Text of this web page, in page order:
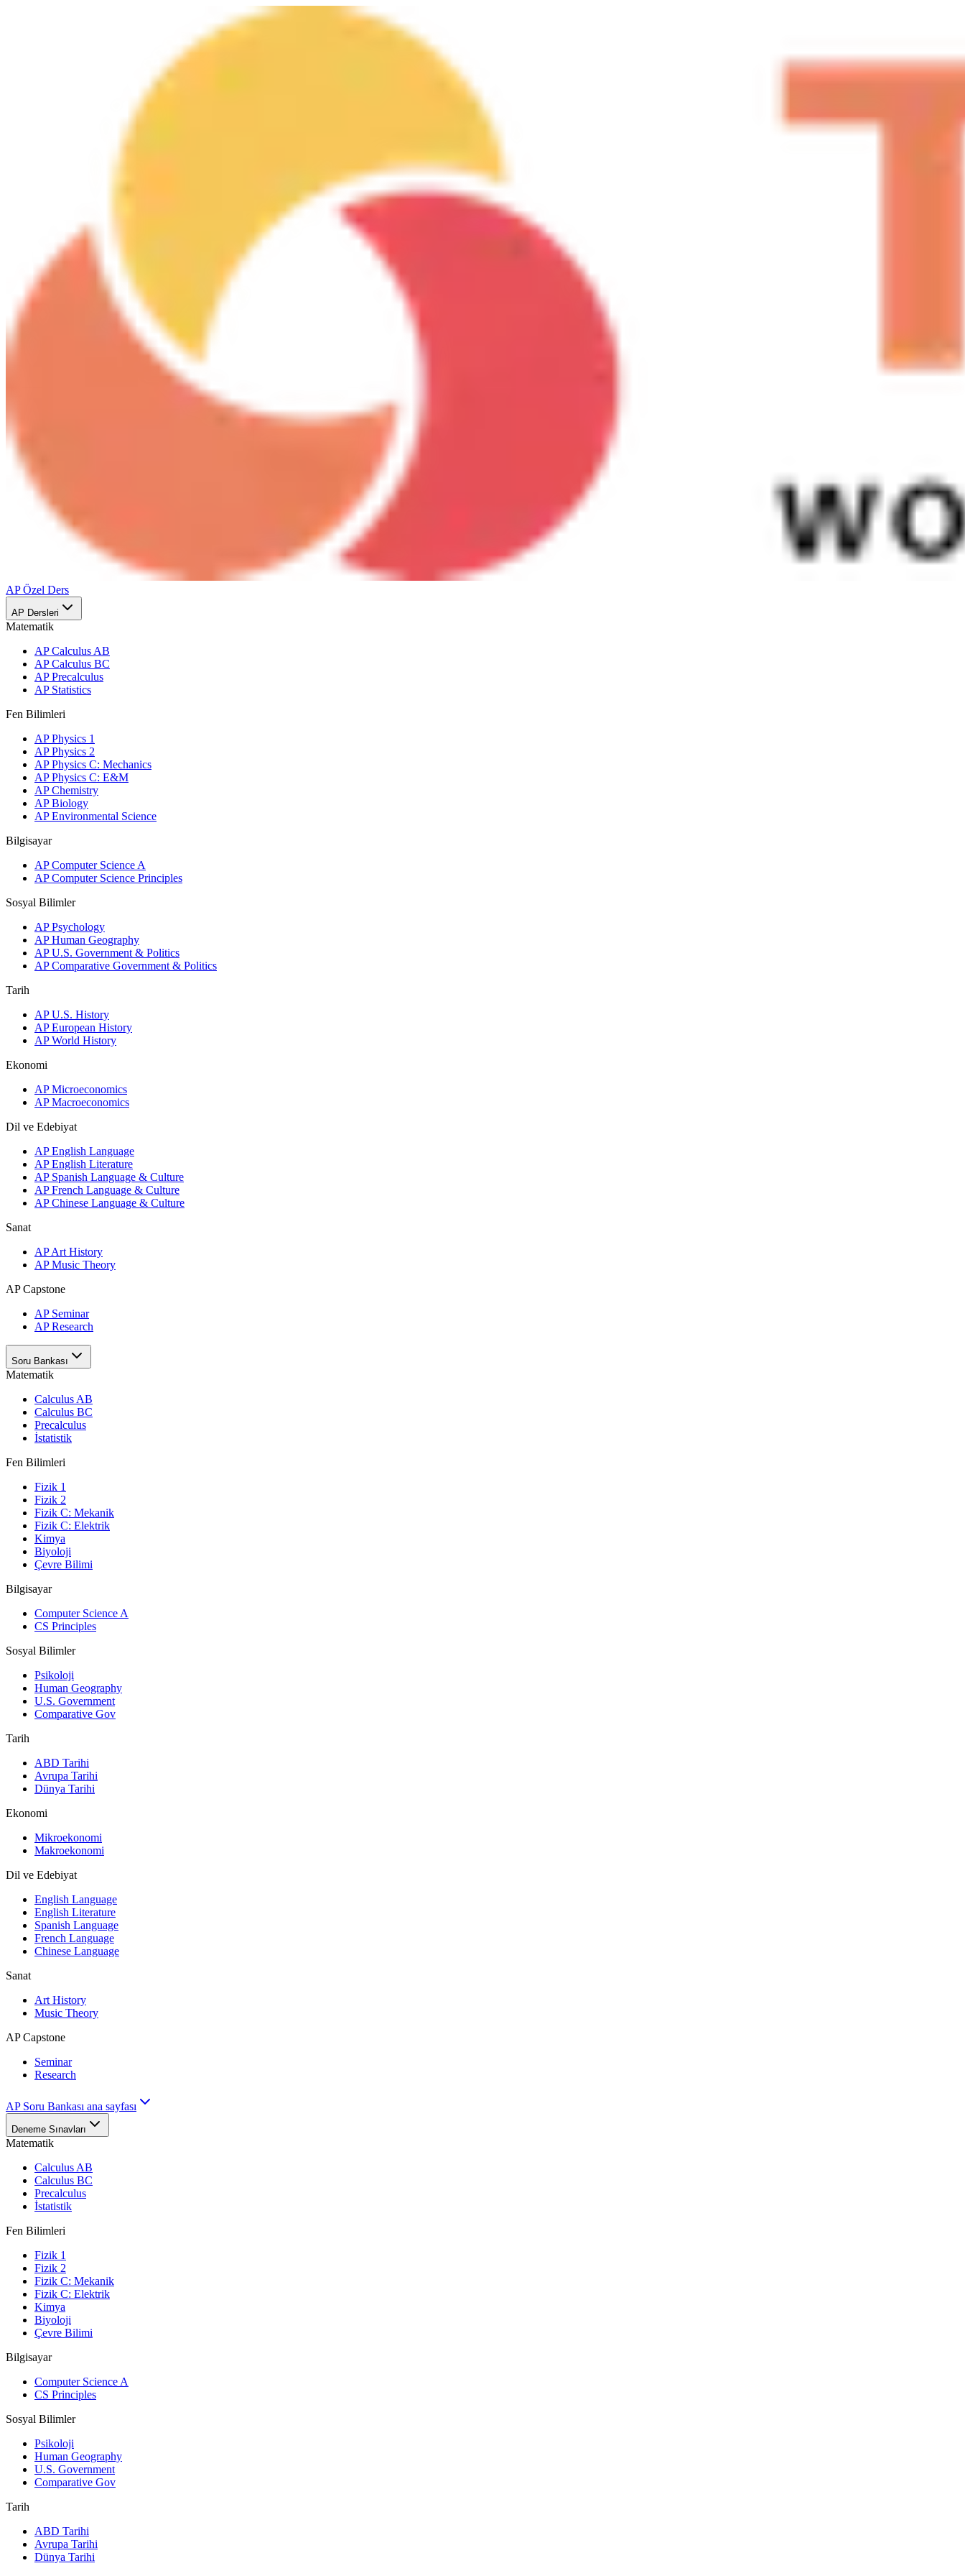
AP Özel Ders
AP Dersleri
Matematik
AP Calculus AB
AP Calculus BC
AP Precalculus
AP Statistics
Fen Bilimleri
AP Physics 1
AP Physics 2
AP Physics C: Mechanics
AP Physics C: E&M
AP Chemistry
AP Biology
AP Environmental Science
Bilgisayar
AP Computer Science A
AP Computer Science Principles
Sosyal Bilimler
AP Psychology
AP Human Geography
AP U.S. Government & Politics
AP Comparative Government & Politics
Tarih
AP U.S. History
AP European History
AP World History
Ekonomi
AP Microeconomics
AP Macroeconomics
Dil ve Edebiyat
AP English Language
AP English Literature
AP Spanish Language & Culture
AP French Language & Culture
AP Chinese Language & Culture
Sanat
AP Art History
AP Music Theory
AP Capstone
AP Seminar
AP Research
Soru Bankası
Matematik
Calculus AB
Calculus BC
Precalculus
İstatistik
Fen Bilimleri
Fizik 1
Fizik 2
Fizik C: Mekanik
Fizik C: Elektrik
Kimya
Biyoloji
Çevre Bilimi
Bilgisayar
Computer Science A
CS Principles
Sosyal Bilimler
Psikoloji
Human Geography
U.S. Government
Comparative Gov
Tarih
ABD Tarihi
Avrupa Tarihi
Dünya Tarihi
Ekonomi
Mikroekonomi
Makroekonomi
Dil ve Edebiyat
English Language
English Literature
Spanish Language
French Language
Chinese Language
Sanat
Art History
Music Theory
AP Capstone
Seminar
Research
AP Soru Bankası ana sayfası
Deneme Sınavları
Matematik
Calculus AB
Calculus BC
Precalculus
İstatistik
Fen Bilimleri
Fizik 1
Fizik 2
Fizik C: Mekanik
Fizik C: Elektrik
Kimya
Biyoloji
Çevre Bilimi
Bilgisayar
Computer Science A
CS Principles
Sosyal Bilimler
Psikoloji
Human Geography
U.S. Government
Comparative Gov
Tarih
ABD Tarihi
Avrupa Tarihi
Dünya Tarihi